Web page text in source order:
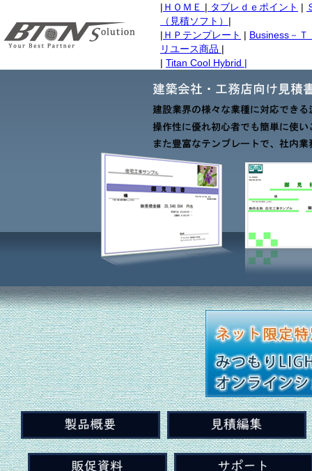
| ＨＯＭＥ | タブレｄｅポイント |
（見積ソフト） |
| ＨＰテンプレート | Business－
リユース商品 |
| Titan Cool Hybrid |